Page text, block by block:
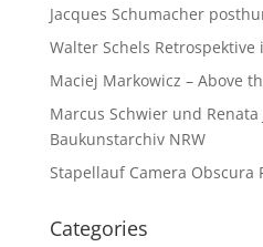
Jacques Schumacher
Walter Schels Retrospektive
Maciej Markowicz – Above
Marcus Schwier und
Baukunstarchiv NRW
Stapellauf Camera
Categories